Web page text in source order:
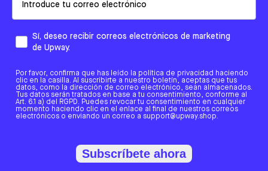
Sí, deseo recibir correos electrónicos de marketing
de Upway.
Por favor, confirma que has leído la política de privacidad haciendo
clic en la casilla. Al suscribirte a nuestro boletín, aceptas que tus
datos, como la dirección de correo electrónico, sean almacenados.
Tus datos serán tratados en base a tu consentimiento, conforme al
Art. 6.1 a) del RGPD. Puedes revocar tu consentimiento en cualquier
momento haciendo clic en el enlace al final de nuestros correos
electrónicos o enviando un correo a support@upway.shop.
Subscríbete ahora